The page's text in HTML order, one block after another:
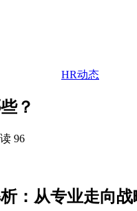
HR动态
？
96
：从专业走向战